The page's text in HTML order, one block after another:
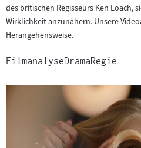
des britischen Regisseurs Ken Loach,
Wirklichkeit anzunähern. Unsere
Herangehensweise.
FilmanalyseDramaRegie